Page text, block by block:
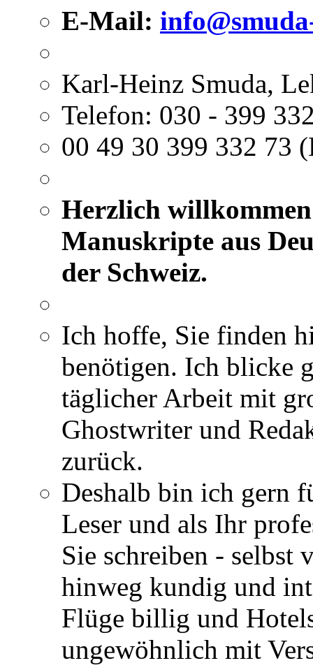
E-Mail:
Karl-Heinz Smuda,
Telefon: 030 - 399
00 49 30 399 332 73
Herzlich
Manuskripte aus
der Schweiz.
Ich hoffe, Sie finden
benötigen. Ich blicke
täglicher Arbeit mit
Ghostwriter und
zurück.
Deshalb bin ich gern
Leser und als Ihr
Sie schreiben - selbst
hinweg kundig und
Flüge billig und
ungewöhnlich mit